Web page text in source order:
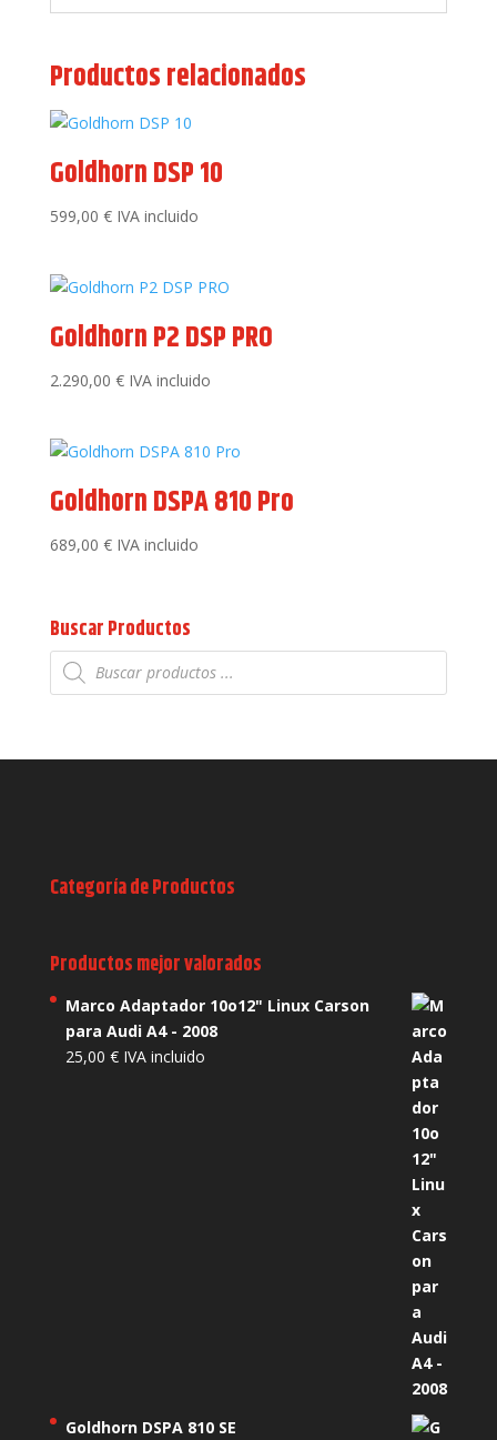
Productos relacionados
Goldhorn DSP 10
599,00 € IVA incluido
Goldhorn P2 DSP PRO
2.290,00 € IVA incluido
Goldhorn DSPA 810 Pro
689,00 € IVA incluido
Buscar Productos
Búsqueda
de
productos
Categoría de Productos
Productos mejor valorados
Marco Adaptador 10o12" Linux Carson
para Audi A4 - 2008
25,00 € IVA incluido
Goldhorn DSPA 810 SE